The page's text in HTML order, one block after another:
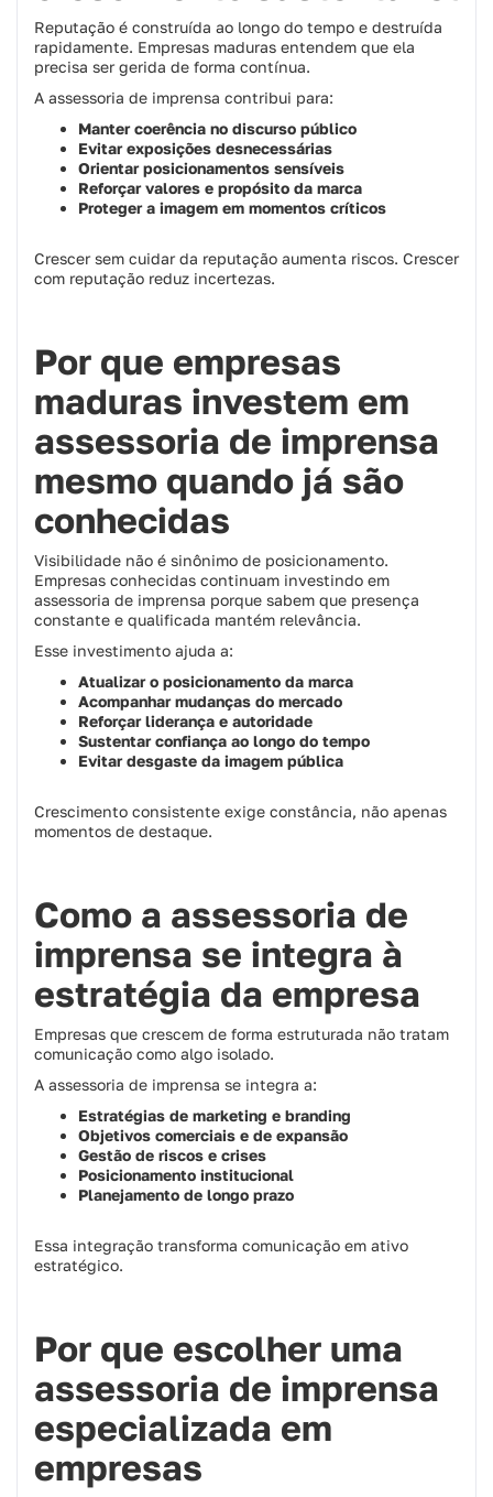
Reputação é construída ao longo do tempo e destruída
rapidamente. Empresas maduras entendem que ela
precisa ser gerida de forma contínua.
A assessoria de imprensa contribui para:
Manter coerência no discurso público
Evitar exposições desnecessárias
Orientar posicionamentos sensíveis
Reforçar valores e propósito da marca
Proteger a imagem em momentos críticos
Crescer sem cuidar da reputação aumenta riscos. Crescer
com reputação reduz incertezas.
Por que empresas
maduras investem em
assessoria de imprensa
mesmo quando já são
conhecidas
Visibilidade não é sinônimo de posicionamento.
Empresas conhecidas continuam investindo em
assessoria de imprensa porque sabem que presença
constante e qualificada mantém relevância.
Esse investimento ajuda a:
Atualizar o posicionamento da marca
Acompanhar mudanças do mercado
Reforçar liderança e autoridade
Sustentar confiança ao longo do tempo
Evitar desgaste da imagem pública
Crescimento consistente exige constância, não apenas
momentos de destaque.
Como a assessoria de
imprensa se integra à
estratégia da empresa
Empresas que crescem de forma estruturada não tratam
comunicação como algo isolado.
A assessoria de imprensa se integra a:
Estratégias de marketing e branding
Objetivos comerciais e de expansão
Gestão de riscos e crises
Posicionamento institucional
Planejamento de longo prazo
Essa integração transforma comunicação em ativo
estratégico.
Por que escolher uma
assessoria de imprensa
especializada em
empresas